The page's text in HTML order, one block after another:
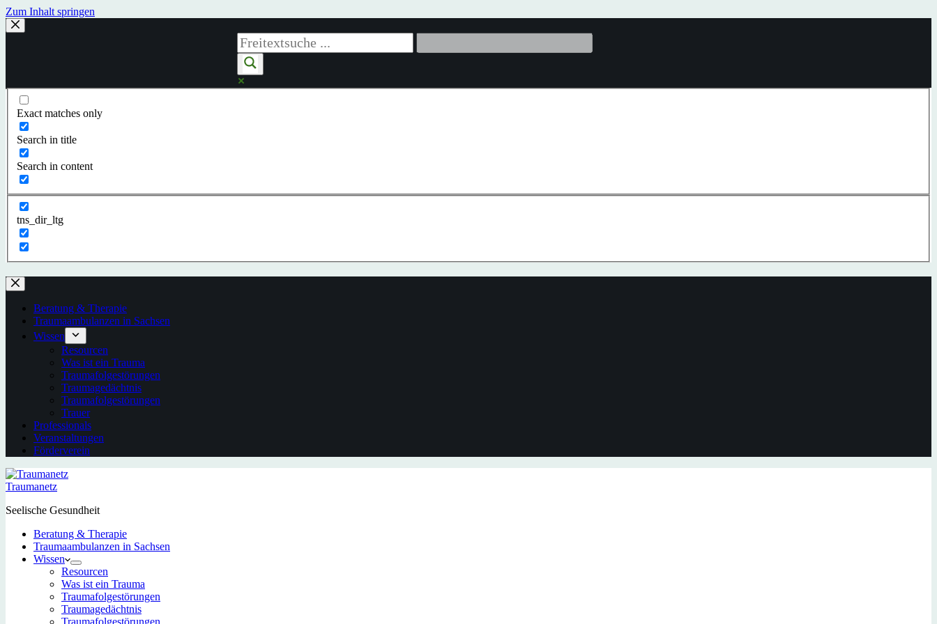
Zum Inhalt springen
Exact matches only
Search in title
Search in content
tns_dir_ltg
Beratung & Therapie
Traumaambulanzen in Sachsen
Wissen
Resourcen
Was ist ein Trauma
Traumafolgestörungen
Traumagedächtnis
Traumafolgestörungen
Trauer
Professionals
Veranstaltungen
Förderverein
Traumanetz
Seelische Gesundheit
Beratung & Therapie
Traumaambulanzen in Sachsen
Wissen
Resourcen
Was ist ein Trauma
Traumafolgestörungen
Traumagedächtnis